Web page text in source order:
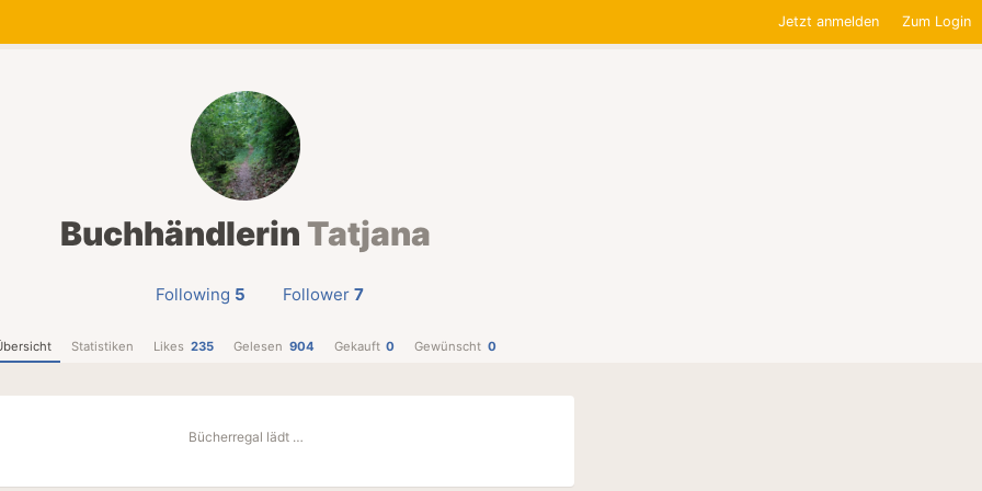
Jetzt anmelden Zum Login
Buchhändlerin Tatjana
Following 5 Follower 7
Statistiken Likes 235 Gelesen 904 Gekauft 0 Gewünscht 0
Bücherregal lädt …